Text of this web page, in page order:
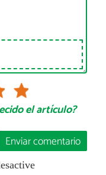
el artículo?
Enviar comentario